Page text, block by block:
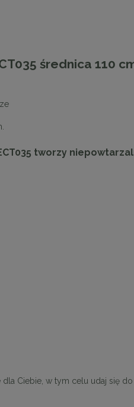
średnica 110
tworzy
Ciebie, w tym celu udaj się do